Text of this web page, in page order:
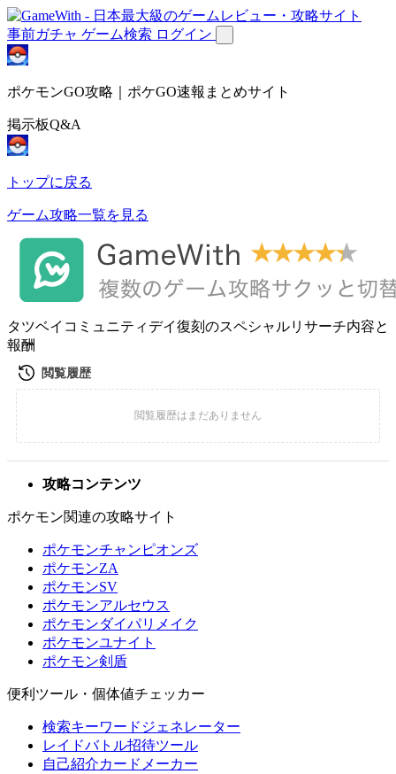
事前ガチャ ゲーム検索 ログイン
ポケモンGO攻略｜ポケGO速報まとめサイト
掲示板Q&A
トップに戻る
ゲーム攻略一覧を見る
タツベイコミュニティデイ復刻のスペシャルリサーチ内容と
報酬
攻略コンテンツ
ポケモン関連の攻略サイト
ポケモンチャンピオンズ
ポケモンZA
ポケモンSV
ポケモンアルセウス
ポケモンダイパリメイク
ポケモンユナイト
ポケモン剣盾
便利ツール・個体値チェッカー
検索キーワードジェネレーター
レイドバトル招待ツール
自己紹介カードメーカー